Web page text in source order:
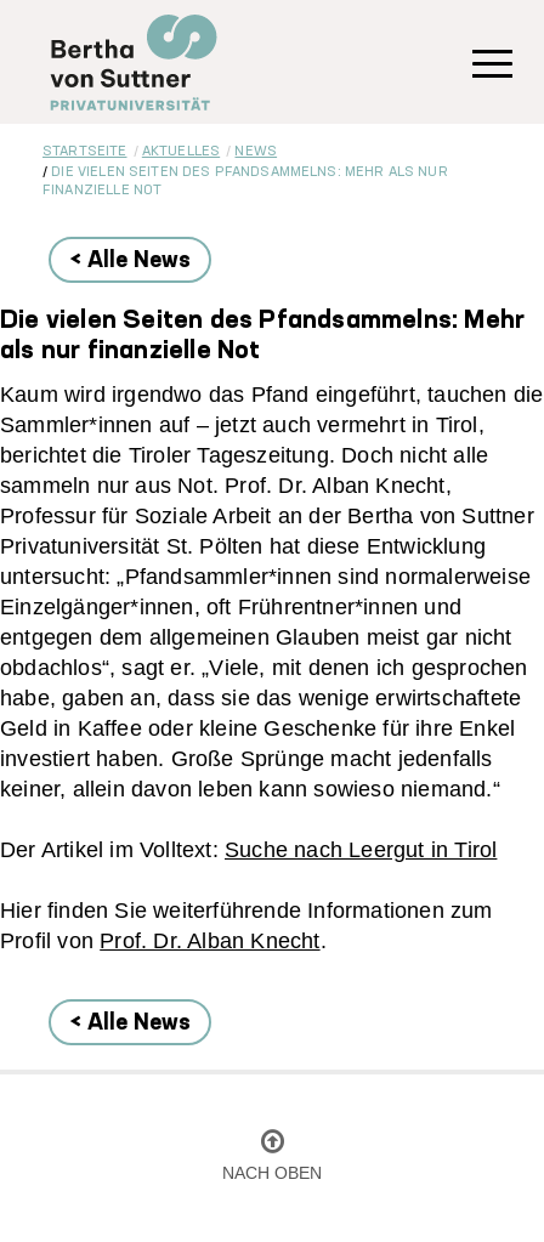
Inhalt
STARTSEITE AKTUELLES
NEWS
DIE VIELEN SEITEN DES PFANDSAMMELNS: MEHR ALS NUR
FINANZIELLE NOT
< Alle News
Die vielen Seiten des Pfandsammelns: Mehr
als nur finanzielle Not
Kaum wird irgendwo das Pfand eingeführt, tauchen die
Sammler*innen auf – jetzt auch vermehrt in Tirol,
berichtet die Tiroler Tageszeitung. Doch nicht alle
sammeln nur aus Not. Prof. Dr. Alban Knecht,
Professur für Soziale Arbeit an der Bertha von Suttner
Privatuniversität St. Pölten hat diese Entwicklung
untersucht: „Pfandsammler*innen sind normalerweise
Einzelgänger*innen, oft Frührentner*innen und
entgegen dem allgemeinen Glauben meist gar nicht
obdachlos“, sagt er. „Viele, mit denen ich gesprochen
habe, gaben an, dass sie das wenige erwirtschaftete
Geld in Kaffee oder kleine Geschenke für ihre Enkel
investiert haben. Große Sprünge macht jedenfalls
keiner, allein davon leben kann sowieso niemand.“
Der Artikel im Volltext: Suche nach Leergut in Tirol
Hier finden Sie weiterführende Informationen zum
Profil von Prof. Dr. Alban Knecht.
< Alle News
NACH OBEN